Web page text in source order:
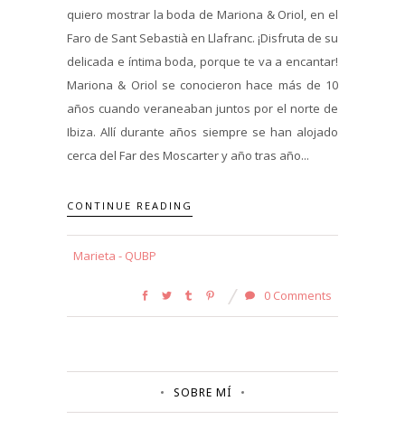
quiero mostrar la boda de Mariona & Oriol, en el
Faro de Sant Sebastià en Llafranc. ¡Disfruta de su
delicada e íntima boda, porque te va a encantar!
Mariona & Oriol se conocieron hace más de 10
años cuando veraneaban juntos por el norte de
Ibiza. Allí durante años siempre se han alojado
cerca del Far des Moscarter y año tras año...
CONTINUE READING
Marieta - QUBP
0 Comments
SOBRE MÍ